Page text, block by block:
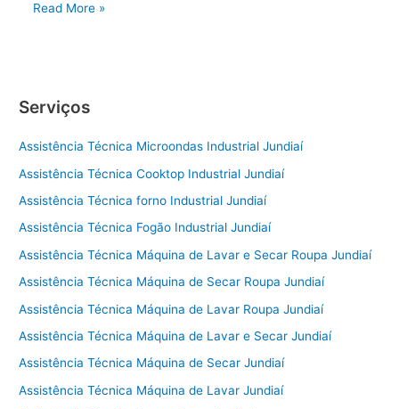
Read More »
Serviços
Assistência Técnica Microondas Industrial Jundiaí
Assistência Técnica Cooktop Industrial Jundiaí
Assistência Técnica forno Industrial Jundiaí
Assistência Técnica Fogão Industrial Jundiaí
Assistência Técnica Máquina de Lavar e Secar Roupa Jundiaí
Assistência Técnica Máquina de Secar Roupa Jundiaí
Assistência Técnica Máquina de Lavar Roupa Jundiaí
Assistência Técnica Máquina de Lavar e Secar Jundiaí
Assistência Técnica Máquina de Secar Jundiaí
Assistência Técnica Máquina de Lavar Jundiaí